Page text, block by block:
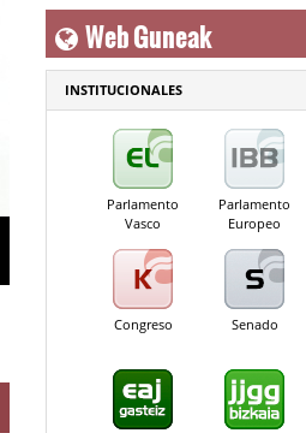
Web Guneak
INSTITUCIONALES
Parlamento
Vasco
Parlamento
Europeo
Congreso Senado